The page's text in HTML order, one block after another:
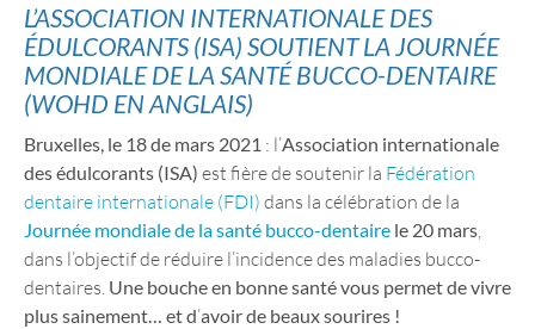
L’ASSOCIATION INTERNATIONALE DES
ÉDULCORANTS (ISA) SOUTIENT LA JOURNÉE
MONDIALE DE LA SANTÉ BUCCO-DENTAIRE
(WOHD EN ANGLAIS)
Bruxelles, le 18 de mars 2021 : l’Association internationale
des édulcorants (ISA) est fière de soutenir la Fédération
dentaire internationale (FDI) dans la célébration de la
Journée mondiale de la santé bucco-dentaire le 20 mars
dans l’objectif de réduire l’incidence des maladies bucco-
dentaires. Une bouche en bonne santé vous permet de vivre
plus sainement… et d’avoir de beaux sourires !